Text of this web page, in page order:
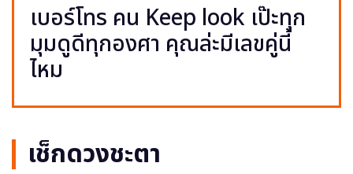
เบอร์โทร คน Keep look เป๊ะทุก
มุมดูดีทุกองศา คุณล่ะมีเลขคู่นี้
ไหม
เช็กดวงชะตา